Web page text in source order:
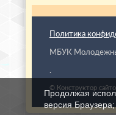
Политика
МБУК
.
© Конструктор
Продолжая
версия